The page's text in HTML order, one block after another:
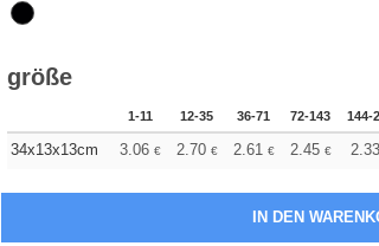
größe
1-11 12-35 36-71 72-143 144-
34x13x13cm 3.06 € 2.70 € 2.61 € 2.45 € 2.33